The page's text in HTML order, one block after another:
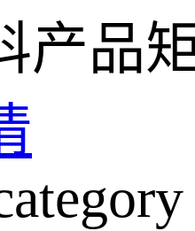
产品